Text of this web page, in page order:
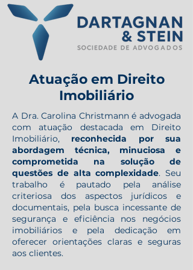
Atuação em Direito
Imobiliário
A Dra. Carolina Christmann é advogada
com atuação destacada em Direito
Imobiliário, reconhecida por sua
abordagem técnica, minuciosa e
comprometida na solução de
questões de alta complexidade. Seu
trabalho é pautado pela análise
criteriosa dos aspectos jurídicos e
documentais, pela busca incessante de
segurança e eficiência nos negócios
imobiliários e pela dedicação em
oferecer orientações claras e seguras
aos clientes.